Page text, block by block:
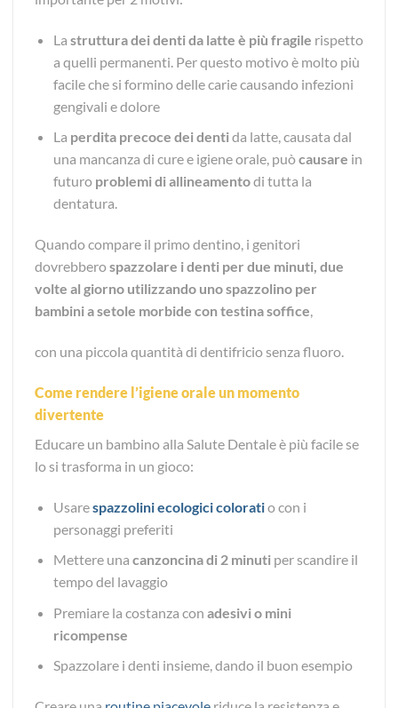
La struttura dei denti da latte è più fragile rispetto
a quelli permanenti. Per questo motivo è molto più
facile che si formino delle carie causando infezioni
gengivali e dolore
La perdita precoce dei dentida latte, causata dal
una mancanza di cure e igiene orale, puòcausare in
futuro problemi di allineamentodi tutta la
dentatura.
Quando compare il primo dentino, i genitori
dovrebberospazzolare i denti per due minuti, due
volte al giorno utilizzando uno spazzolino per
bambini a setole morbide con testina soffice,
con una piccola quantità di dentifricio senza fluoro.
Come rendere l’igiene orale un momento
divertente
Educare un bambino alla Salute Dentale è più facile se
lo si trasforma in un gioco:
Usarespazzolini ecologici coloratio con i
personaggi preferiti
Mettere una canzoncina di 2 minutiper scandire il
tempo del lavaggio
Premiare la costanza con adesivi o mini
ricompense
Spazzolare i denti insieme, dando il buon esempio